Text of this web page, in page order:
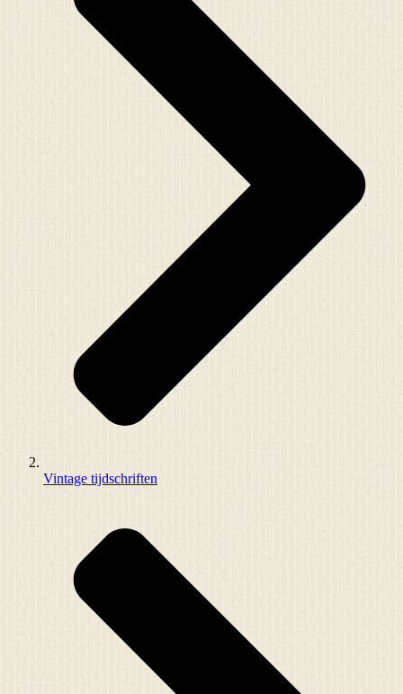
Vintage tijdschriften